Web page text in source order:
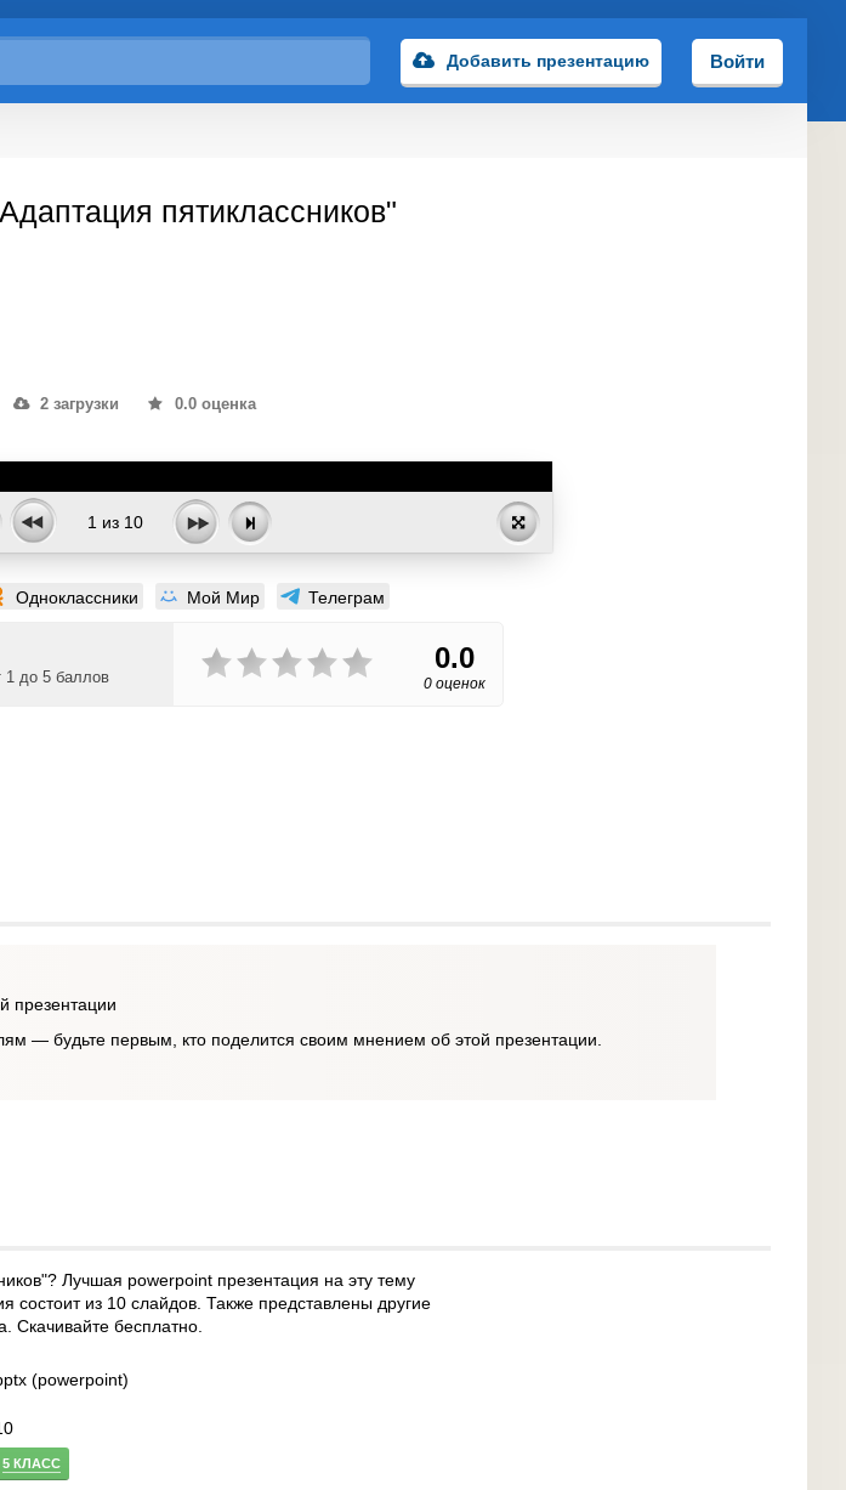
Добавить презентацию Войти
пятиклассников"
2 загрузки 0.0 оценка
1 из 10
Одноклассники Мой Мир Телеграм
1 до 5 баллов
0.0
0 оценок
презентации
— будьте первым, кто поделится своим мнением об этой презентации.
Лучшая powerpoint презентация на эту тему
состоит из 10 слайдов. Также представлены другие
Скачивайте бесплатно.
(powerpoint)
5 КЛАСС